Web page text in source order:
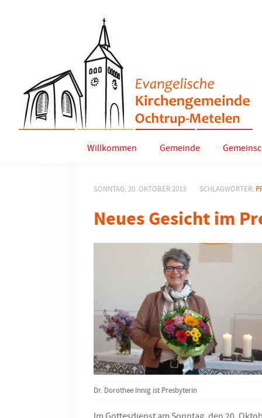
Willkommen Gemeinde
SONNTAG, 20. OKTOBER 2013 SCHLAGWÖRTER:
Neues Gesicht im
Dr. Dorothee Innig ist Presbyterin